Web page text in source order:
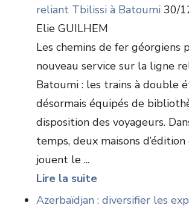
reliant Tbilissi à Batoumi 30/
Elie GUILHEM
Les chemins de fer géorgiens
nouveau service sur la ligne
Batoumi : les trains à double
désormais équipés de
disposition des voyageurs.
temps, deux maisons
jouent le ...
Lire la suite
Azerbaïdjan : diversifier les